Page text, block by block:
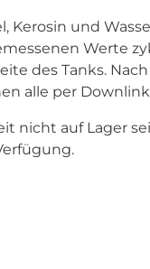
Kerosin und
Werte
des Tanks.
alle per
nicht auf Lager